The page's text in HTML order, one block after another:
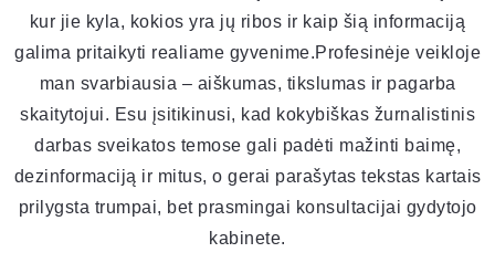
kur jie kyla, kokios yra jų ribos ir kaip šią informaciją
galima pritaikyti realiame gyvenime.Profesinėje veikloje
man svarbiausia – aiškumas, tikslumas ir pagarba
skaitytojui. Esu įsitikinusi, kad kokybiškas žurnalistinis
darbas sveikatos temose gali padėti mažinti baimę,
dezinformaciją ir mitus, o gerai parašytas tekstas kartais
prilygsta trumpai, bet prasmingai konsultacijai gydytojo
kabinete.